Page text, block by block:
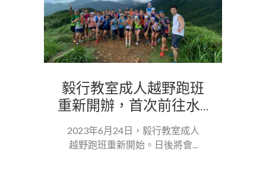
毅行教室成人越野跑班
重新開辦，首次前往水...
2023年6月24日，毅行教室成人
越野跑班重新開始。日後將會...